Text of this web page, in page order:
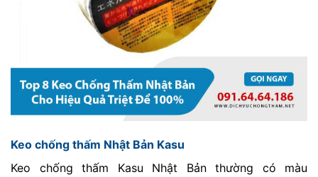
Keo chống thấm Nhật Bản Kasu
Keo chống thấm Kasu Nhật Bản thường có màu